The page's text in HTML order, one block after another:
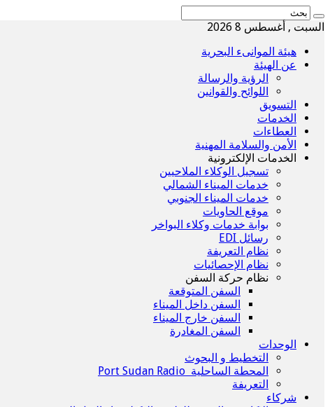
السبت , أغسطس 8 2026
هيئة الموانىء البحرية
عن الهيئة
الرؤية والرسالة
اللوائح والقوانين
التسويق
الخدمات
العطاءات
الأمن والسلامة المهنية
الخدمات الإلكترونية
تسجيل الوكلاء الملاحيين
خدمات الميناء الشمالي
خدمات الميناء الجنوبي
موقع الحاويات
بوابة خدمات وكلاء البواخر
رسائل EDI
نظام التعريفة
نظام الإحصائيات
نظام حركة السفن
السفن المتوقعة
السفن داخل الميناء
السفن خارج الميناء
السفن المغادرة
الوحدات
التخطيط و البحوث
المحطة الساحلية Port Sudan Radio
التعريفة
شركاء